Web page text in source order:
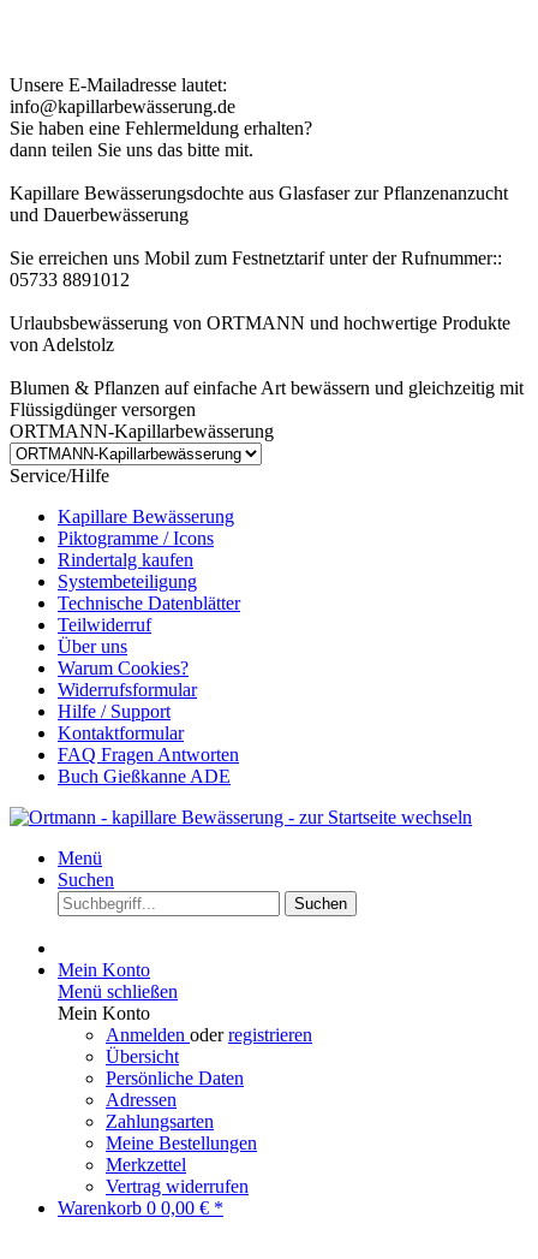
Unsere E-Mailadresse lautet:
info@kapillarbewässerung.de
Sie haben eine Fehlermeldung erhalten?
dann teilen Sie uns das bitte mit.
Kapillare Bewässerungsdochte aus Glasfaser zur Pflanzenanzucht
und Dauerbewässerung
Sie erreichen uns Mobil zum Festnetztarif unter der Rufnummer::
05733 8891012
Urlaubsbewässerung von ORTMANN und hochwertige Produkte
von Adelstolz
Blumen & Pflanzen auf einfache Art bewässern und gleichzeitig mit
Flüssigdünger versorgen
ORTMANN-Kapillarbewässerung
Service/Hilfe
Kapillare Bewässerung
Piktogramme / Icons
Rindertalg kaufen
Systembeteiligung
Technische Datenblätter
Teilwiderruf
Über uns
Warum Cookies?
Widerrufsformular
Hilfe / Support
Kontaktformular
FAQ Fragen Antworten
Buch Gießkanne ADE
Menü
Suchen
Suchen
Mein Konto
Menü schließen
Mein Konto
Anmelden oderregistrieren
Übersicht
Persönliche Daten
Adressen
Zahlungsarten
Meine Bestellungen
Merkzettel
Vertrag widerrufen
Warenkorb 0 0,00 € *